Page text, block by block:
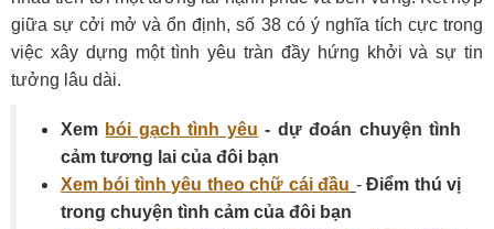
giữa sự cởi mở và ổn định, số 38 có ý nghĩa tích cực trong
việc xây dựng một tình yêu tràn đầy hứng khởi và sự tin
tưởng lâu dài.
Xem bói gạch tình yêu - dự đoán chuyện tình
cảm tương lai của đôi bạn
Xem bói tình yêu theo chữ cái đầu -Điểm thú vị
trong chuyện tình cảm của đôi bạn